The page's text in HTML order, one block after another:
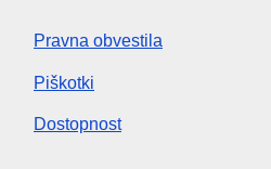
Pravna obvestila
Piškotki
Dostopnost